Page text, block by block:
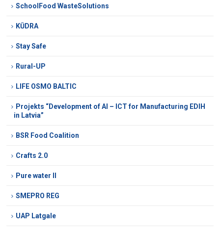
SchoolFood WasteSolutions
KŪDRA
Stay Safe
Rural-UP
LIFE OSMO BALTIC
Projekts “Development of AI – ICT for Manufacturing EDIH
in Latvia”
BSR Food Coalition
Crafts 2.0
Pure water II
SMEPRO REG
UAP Latgale